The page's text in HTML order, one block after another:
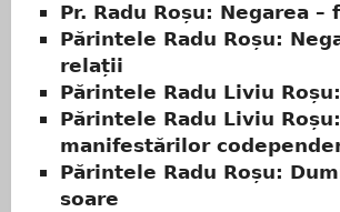
Pr. Radu Roșu: Negarea
Părintele Radu Roșu:
relații
Părintele Radu Liviu
Părintele Radu Liviu
manifestărilor
Părintele Radu Roșu:
soare